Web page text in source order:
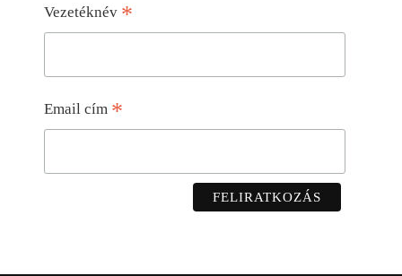
Vezetéknév *
Email cím *